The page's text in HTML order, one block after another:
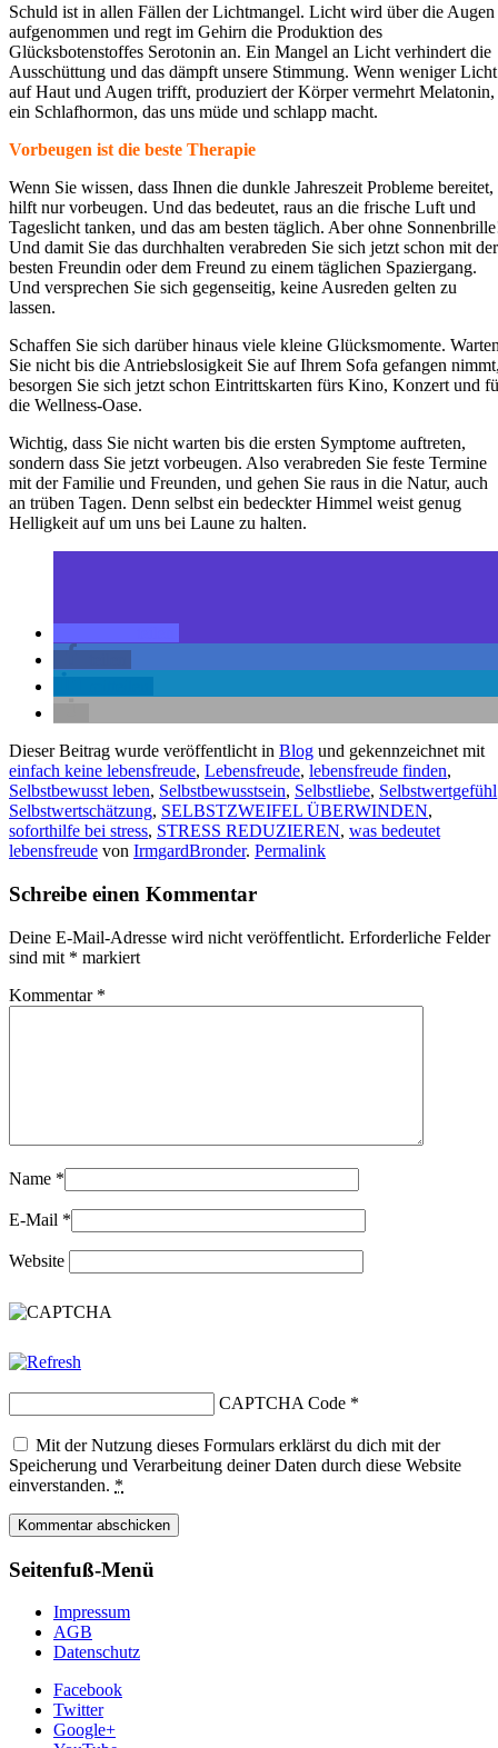
Schuld ist in allen Fällen der Lichtmangel. Licht wird über die Augen
aufgenommen und regt im Gehirn die Produktion des
Glücksbotenstoffes Serotonin an. Ein Mangel an Licht verhindert die
Ausschüttung und das dämpft unsere Stimmung. Wenn weniger Licht
auf Haut und Augen trifft, produziert der Körper vermehrt Melatonin,
ein Schlafhormon, das uns müde und schlapp macht.
Vorbeugen ist die beste Therapie
Wenn Sie wissen, dass Ihnen die dunkle Jahreszeit Probleme bereitet,
hilft nur vorbeugen. Und das bedeutet, raus an die frische Luft und
Tageslicht tanken, und das am besten täglich. Aber ohne
Und damit Sie das durchhalten verabreden Sie sich jetzt schon mit der
besten Freundin oder dem Freund zu einem täglichen Spaziergang.
Und versprechen Sie sich gegenseitig, keine Ausreden gelten zu
lassen.
Schaffen Sie sich darüber hinaus viele kleine Glücksmomente.
Sie nicht bis die Antriebslosigkeit Sie auf Ihrem Sofa gefangen
besorgen Sie sich jetzt schon Eintrittskarten fürs Kino, Konzert und
die Wellness-Oase.
Wichtig, dass Sie nicht warten bis die ersten Symptome auftreten,
sondern dass Sie jetzt vorbeugen. Also verabreden Sie feste Termine
mit der Familie und Freunden, und gehen Sie raus in die Natur, auch
an trüben Tagen. Denn selbst ein bedeckter Himmel weist genug
Helligkeit auf um uns bei Laune zu halten.
Dieser Beitrag wurde veröffentlicht in Blog und gekennzeichnet mit
einfach keine lebensfreude, Lebensfreude, lebensfreude finden,
Selbstbewusst leben, Selbstbewusstsein, Selbstliebe, Selbstwertgefühl
Selbstwertschätzung, SELBSTZWEIFEL ÜBERWINDEN,
soforthilfe bei stress, STRESS REDUZIEREN, was bedeutet
lebensfreude von IrmgardBronder. Permalink
Schreibe einen Kommentar
Deine E-Mail-Adresse wird nicht veröffentlicht. Erforderliche Felder
sind mit * markiert
Kommentar *
Name *
E-Mail *
Website
CAPTCHA Code *
Mit der Nutzung dieses Formulars erklärst du dich mit der
Speicherung und Verarbeitung deiner Daten durch diese Website
einverstanden. *
Seitenfuß-Menü
Impressum
AGB
Datenschutz
Facebook
Twitter
Google+